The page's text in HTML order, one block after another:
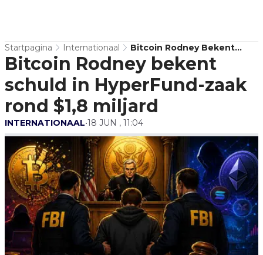
Startpagina Internationaal
Bitcoin Rodney Bekent
Schuld In HyperFund-Zaak
Rond $1,8 Miljard
Bitcoin Rodney bekent
schuld in HyperFund-zaak
rond $1,8 miljard
INTERNATIONAAL•18 JUN , 11:04